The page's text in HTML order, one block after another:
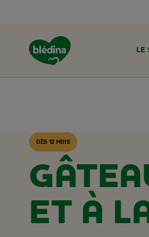
LE
RECETTES BLÉDINA
DÈS 12 MOIS
ET À